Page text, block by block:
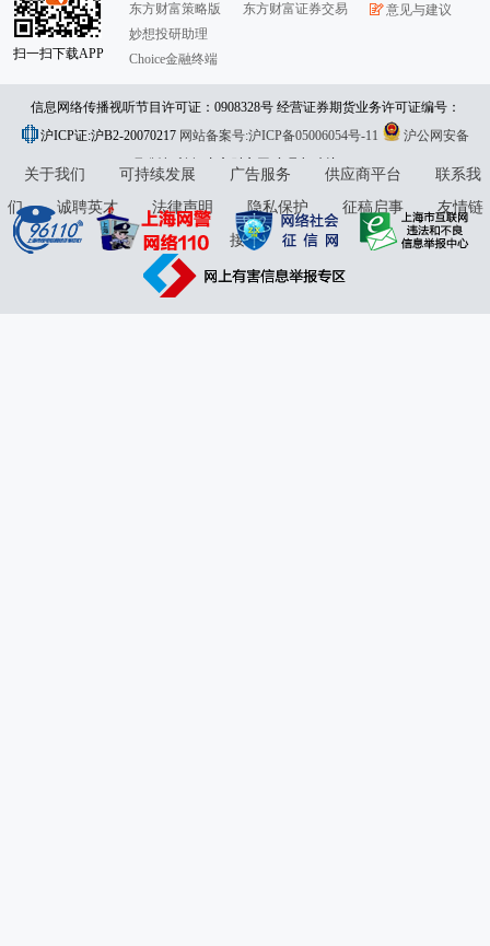
扫一扫下载APP
东方财富策略版
妙想投研助理
Choice金融终端
东方财富证券交易
意见与建议
信息网络传播视听节目许可证：0908328号 经营证券期货业务许可证编号：
913101046312860336 违法和不良信息举报:021-61278686 举报邮箱：
jubao@eastmoney.com
沪ICP证:沪B2-20070217 网站备案号:沪ICP备05006054号-11
沪公网安备
31010402000120号版权所有:东方财富网意见与建议:4000300059/952500
关于我们 可持续发展 广告服务 供应商平台
联系我
们
诚聘英才 法律声明 隐私保护 征稿启事
友情链
接